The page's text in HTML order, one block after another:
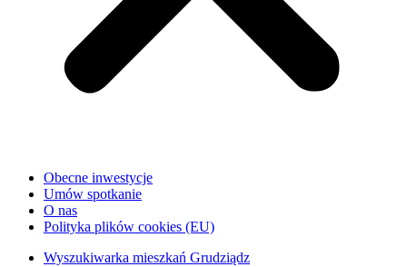
Obecne inwestycje
Umów spotkanie
O nas
Polityka plików cookies (EU)
Wyszukiwarka mieszkań Grudziądz